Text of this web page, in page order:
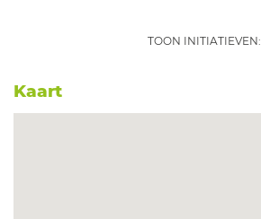
TOON INITIATIEVEN:
Kaart